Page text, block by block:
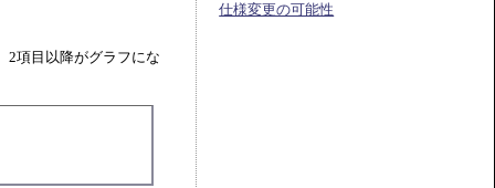
2項目以降がグラフにな
仕様変更の可能性